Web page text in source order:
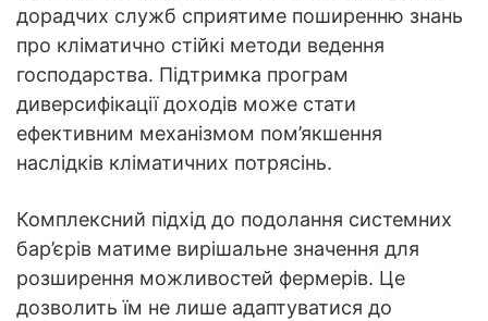
дорадчих служб сприятиме поширенню знань
про кліматично стійкі методи ведення
господарства. Підтримка програм
диверсифікації доходів може стати
ефективним механізмом пом’якшення
наслідків кліматичних потрясінь.
Комплексний підхід до подолання системних
бар’єрів матиме вирішальне значення для
розширення можливостей фермерів. Це
дозволить їм не лише адаптуватися до